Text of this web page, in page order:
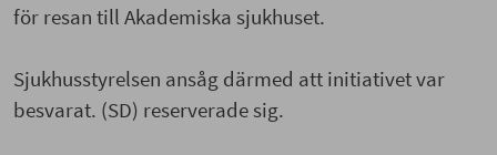
för resan till Akademiska sjukhuset.
Sjukhusstyrelsen ansåg därmed att initiativet var
besvarat. (SD) reserverade sig.